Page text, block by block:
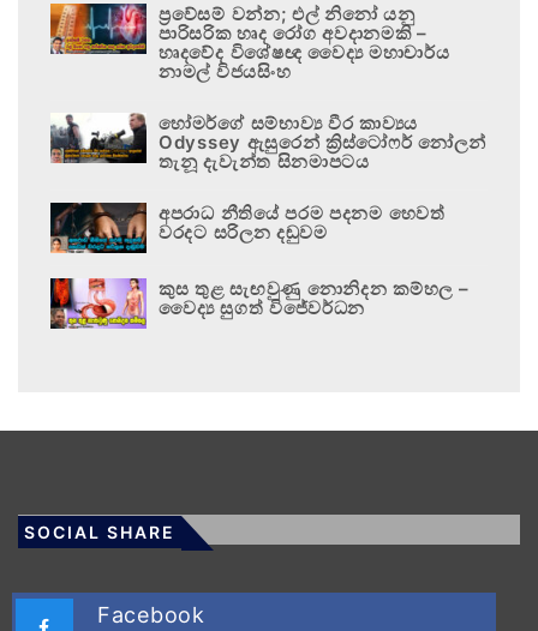
ප්‍රවේසම් වන්න; එල් නිනෝ යනු
පාරිසරික හෘද රෝග අවදානමකි –
හෘදවේද විශේෂඥ වෛද්‍ය මහාචාර්ය
නාමල් විජයසිංහ
හෝමර්ගේ සම්භාව්‍ය වීර කාව්‍යය
Odyssey ඇසුරෙන් ක්‍රිස්ටෝෆර් නෝලන්
තැනූ දැවැන්ත සිනමාපටය
අපරාධ නීතියේ පරම පදනම හෙවත්
වරදට සරිලන දඬුවම
කුස තුළ සැඟවුණු නොනිදන කම්හල –
වෛද්‍ය සුගත් විජේවර්ධන
SOCIAL SHARE
Facebook